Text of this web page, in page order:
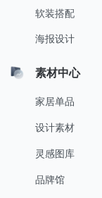
软装搭配
海报设计
素材中心
家居单品
设计素材
灵感图库
品牌馆